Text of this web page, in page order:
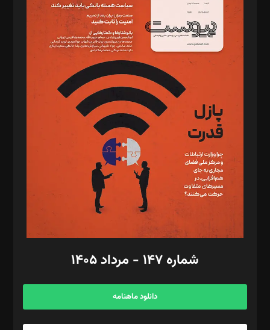
د‌بیر ناداستان: سمانه سمیع
د‌بیر خدمت و تجارت: ابوالفضل رجبی
د‌بیر حقوق فناوری: حسام‌الدین ایپکچی
د‌بیر پیوست جهان: مینا پاکدل
د‌بیر تحریریه آنلاین: بابک نقاش
تحریریه‌: مجتبی محمود‌ی، آرش برهمند، یسنا امان‌پور، سروش کرمیان،
مصطفی مسجدی آرانی، ابوالفضل رجبی، زهرا فکرانه، فائزه فتحی
رستمی،مصطفی باستان
ویرایش: نگار استاد‌‌آقا
طراح یونیفرم: مجید توکلی
فیلمبرداری و عکاسی: امیر شفیعی، مانی لطفی زاده
گرافیک و صفحه‌آرایی: سید‌سبحان‌علی ثابت
مد‌یر توسعه تجاری: کامبیز برید‌
امور مالی: شاپور رهبری، محمد‌ کاظمی‌نیا
آگهی و مشترکین: ۰۹۱۹۹۹۹۰۴۵۴
شماره ۱۴۷ - مرداد ۱۴۰۵
دانلود ماهنامه